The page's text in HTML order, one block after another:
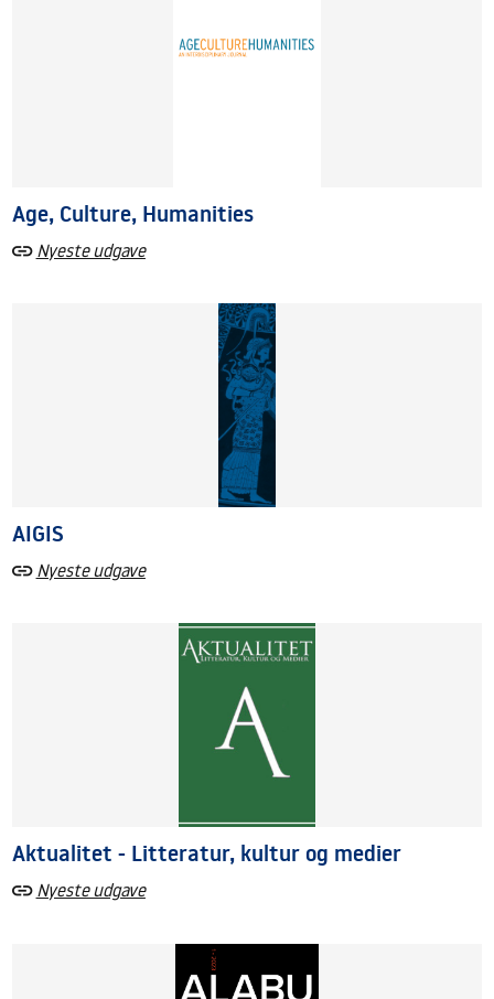
Age, Culture, Humanities
Nyeste udgave
AIGIS
Nyeste udgave
Aktualitet - Litteratur, kultur og medier
Nyeste udgave